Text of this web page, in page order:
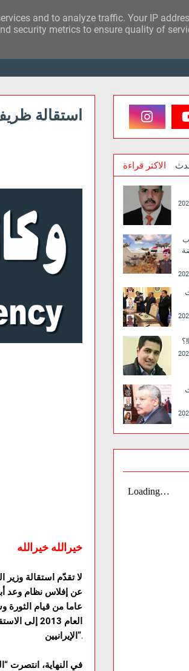
استقالة
خيرالله خيرالله
لا تقدّم استقالة وزير
عن إفلاس نظام وعد
عاما من قيام الثورة
العام
الإيرانيين”.
في النهاية، انتصرت
الاكثر قراءة
and to analyze traffic. Your IP
security metrics to ensure quality of